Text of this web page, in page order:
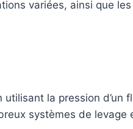
variées, ainsi que
la pression d’un
systèmes de levage